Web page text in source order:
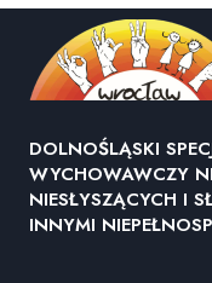
DOLNOŚLĄSKI
WYCHOWAWCZY
NIESŁYSZĄCYCH I
INNYMI